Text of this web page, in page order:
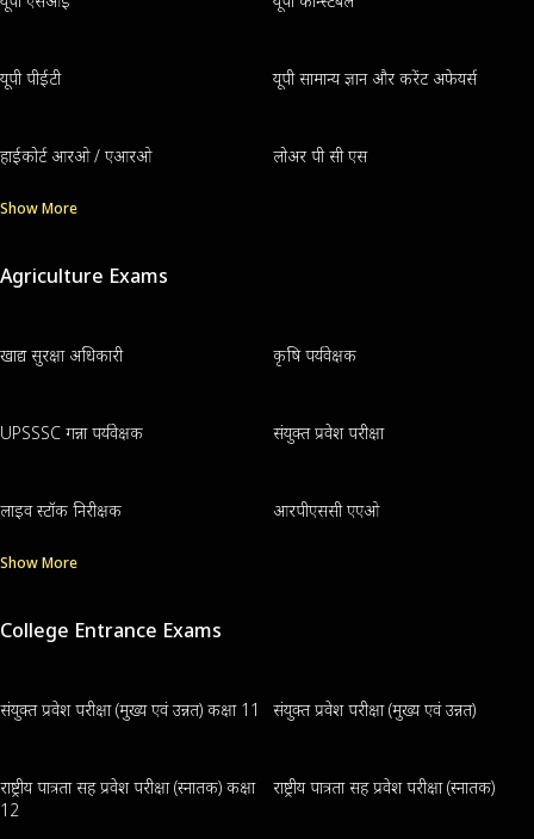
यूपी पीईटी यूपी सामान्य ज्ञान और करेंट अफेयर्स
हाईकोर्ट आरओ / एआरओ लोअर पी सी एस
Show More
Agriculture Exams
खाद्य सुरक्षा अधिकारी कृषि पर्यवेक्षक
UPSSSC गन्ना पर्यवेक्षक संयुक्त प्रवेश परीक्षा
लाइव स्टॉक निरीक्षक आरपीएससी एएओ
Show More
College Entrance Exams
संयुक्त प्रवेश परीक्षा (मुख्य एवं उन्नत) कक्षा 11 संयुक्त प्रवेश परीक्षा (मुख्य एवं उन्नत)
राष्ट्रीय पात्रता सह प्रवेश परीक्षा (स्नातक) कक्षा
12
राष्ट्रीय पात्रता सह प्रवेश परीक्षा (स्नातक)